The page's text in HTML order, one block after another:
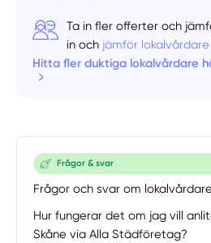
Ta in fler offerter och
in och jämför lokalvårdare
Hitta fler duktiga lokalvårdare
Frågor & svar
Frågor och svar om
Hur fungerar det om jag vill
Skåne via Alla Städföretag?